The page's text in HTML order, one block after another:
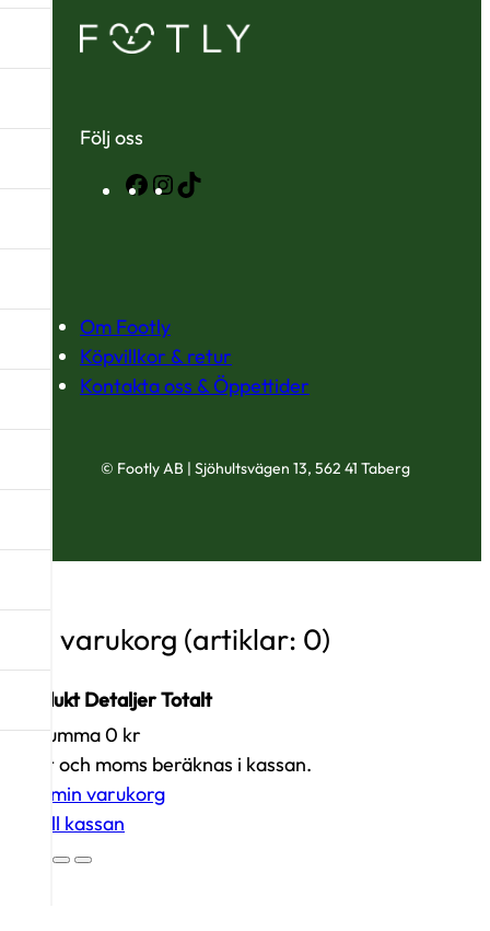
Följ oss
Facebook
Instagram
Om Footly
Köpvillkor & retur
Kontakta oss & Öppettider
© Footly AB | Sjöhultsvägen 13, 562 41 Taberg
Din varukorg (artiklar: 0)
Produkter
varukorg
Produkt DetaljerTotalt
Delsumma0 kr
Frakt och moms beräknas i kassan.
Visa min varukorg
Gå till kassan